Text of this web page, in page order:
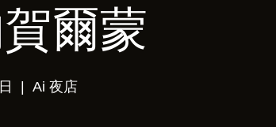
爾蒙
Ai 夜店